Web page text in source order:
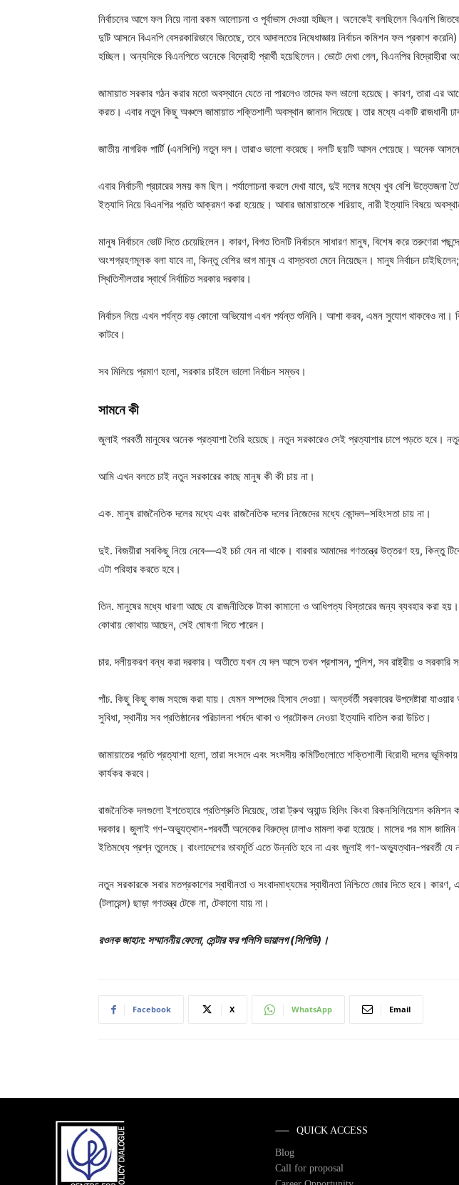
নির্বাচনের আগে ফল নিয়ে নানা রকম আলোচনা ও পূর্বাভাস দেওয়া হচ্ছিল। অনেকেই বলছিলেন বিএনপি
দুটি আসনে বিএনপি বেসরকারিভাবে জিতেছে, তবে আদালতের নিষেধাজ্ঞায় নির্বাচন কমিশন ফল প্রকাশ
হচ্ছিল। অন্যদিকে বিএনপিতে অনেকে বিদ্রোহী প্রার্থী হয়েছিলেন। ভোটে দেখা গেল, বিএনপির
জামায়াত সরকার গঠন করার মতো অবস্থানে যেতে না পারলেও তাদের ফল ভালো হয়েছে। কারণ, তারা এর
করত। এবার নতুন কিছু অঞ্চলে জামায়াত শক্তিশালী অবস্থান জানান দিয়েছে। তার মধ্যে একটি রাজধানী
জাতীয় নাগরিক পার্টি (এনসিপি) নতুন দল। তারাও ভালো করেছে। দলটি ছয়টি আসন পেয়েছে। অনেক
এবার নির্বাচনী প্রচারের সময় কম ছিল। পর্যালোচনা করলে দেখা যাবে, দুই দলের মধ্যে খুব বেশি
ইত্যাদি নিয়ে বিএনপির প্রতি আক্রমণ করা হয়েছে। আবার জামায়াতকে শরিয়াহ, নারী ইত্যাদি বিষয়ে
মানুষ নির্বাচনে ভোট দিতে চেয়েছিলেন। কারণ, বিগত তিনটি নির্বাচনে সাধারণ মানুষ, বিশেষ করে তরুণেরা
অংশগ্রহণমূলক বলা যাবে না, কিন্তু বেশির ভাগ মানুষ এ বাস্তবতা মেনে নিয়েছেন। মানুষ নির্বাচন
স্থিতিশীলতার স্বার্থে নির্বাচিত সরকার দরকার।
নির্বাচন নিয়ে এখন পর্যন্ত বড় কোনো অভিযোগ এখন পর্যন্ত শুনিনি। আশা করব, এমন সুযোগ থাকবেও না।
কাটবে।
সব মিলিয়ে প্রমাণ হলো, সরকার চাইলে ভালো নির্বাচন সম্ভব।
সামনে কী
জুলাই পরবর্তী মানুষের অনেক প্রত্যাশা তৈরি হয়েছে। নতুন সরকারেও সেই প্রত্যাশার চাপে পড়তে হবে।
আমি এখন বলতে চাই নতুন সরকারের কাছে মানুষ কী কী চায় না।
এক. মানুষ রাজনৈতিক দলের মধ্যে এবং রাজনৈতিক দলের নিজেদের মধ্যে কোন্দল–সহিংসতা চায় না।
দুই. বিজয়ীরা সবকিছু নিয়ে নেবে—এই চর্চা যেন না থাকে। বারবার আমাদের গণতন্ত্রে উত্তরণ হয়, কিন্তু
এটা পরিহার করতে হবে।
তিন. মানুষের মধ্যে ধারণা আছে যে রাজনীতিকে টাকা কামানো ও আধিপত্য বিস্তারের জন্য ব্যবহার করা
কোথায় কোথায় আছেন, সেই ঘোষণা দিতে পারেন।
চার. দলীয়করণ বন্ধ করা দরকার। অতীতে যখন যে দল আসে তখন প্রশাসন, পুলিশ, সব রাষ্ট্রীয় ও সরকারি
পাঁচ. কিছু কিছু কাজ সহজে করা যায়। যেমন সম্পদের হিসাব দেওয়া। অন্তর্বর্তী সরকারের উপদেষ্টারা
সুবিধা, স্থানীয় সব প্রতিষ্ঠানের পরিচালনা পর্ষদে থাকা ও প্রটোকল নেওয়া ইত্যাদি বাতিল করা উচিত।
জামায়াতের প্রতি প্রত্যাশা হলো, তারা সংসদে এবং সংসদীয় কমিটিগুলোতে শক্তিশালী বিরোধী দলের
কার্যকর করবে।
রাজনৈতিক দলগুলো ইশতেহারে প্রতিশ্রুতি দিয়েছে, তারা ট্রুথ অ্যান্ড হিলিং কিংবা রিকনসিলিয়েশন
দরকার। জুলাই গণ-অভ্যুত্থান-পরবর্তী অনেকের বিরুদ্ধে ঢালাও মামলা করা হয়েছে। মাসের পর মাস জামিন
ইতিমধ্যে প্রশ্ন তুলেছে। বাংলাদেশের ভাবমূর্তি এতে উন্নতি হবে না এবং জুলাই গণ-অভ্যুত্থান-পরবর্তী যে
নতুন সরকারকে সবার মতপ্রকাশের স্বাধীনতা ও সংবাদমাধ্যমের স্বাধীনতা নিশ্চিতে জোর দিতে হবে।
(টলারেন্স) ছাড়া গণতন্ত্র টেকে না, টেকানো যায় না।
রওনক জাহান: সম্মাননীয় ফেলো, সেন্টার ফর পলিসি ডায়ালগ (সিপিডি)।
Facebook X WhatsApp Email
QUICK ACCESS
Blog
Call for proposal